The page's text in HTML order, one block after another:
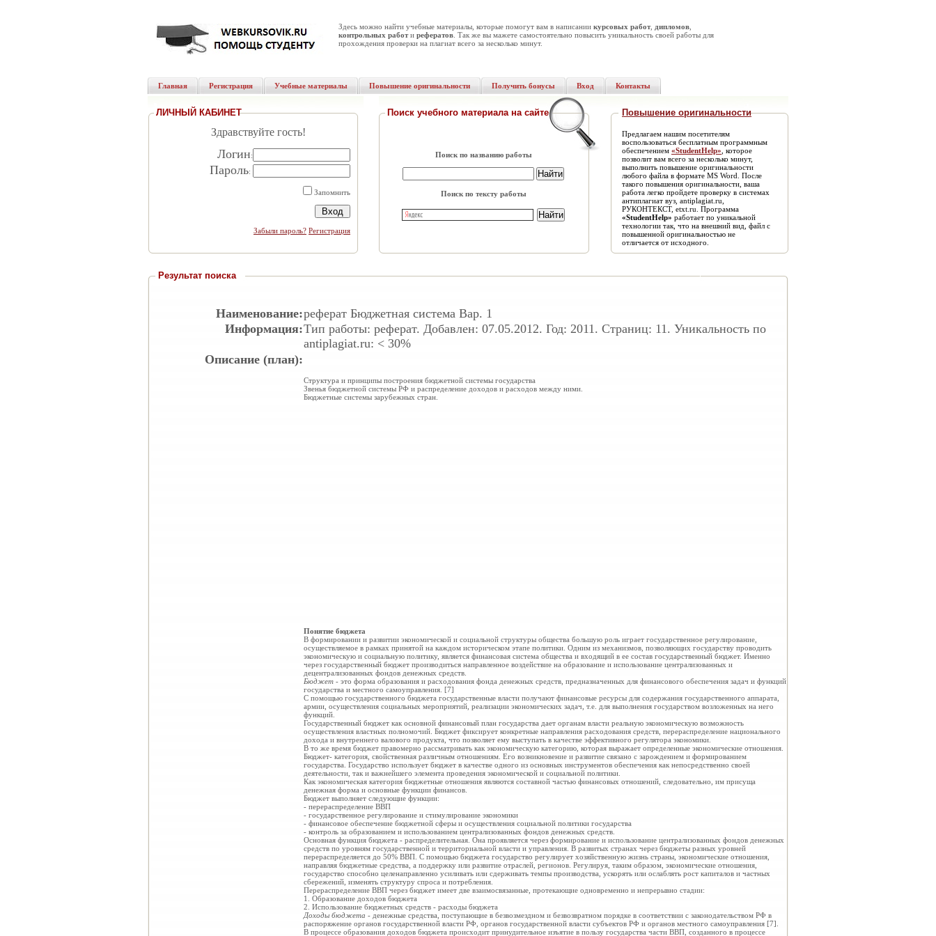
Здесь можно найти учебные материалы, которые помогут вам в написании курсовых работ, дипломов
контрольных работи рефератов . Так же вы мажете самостоятельно повысить уникальность своей работы для
прохождения проверки на плагиат всего за несколько минут.
Главная Регистрация Учебные материалы Повышение оригинальности Получить бонусы Вход Контакты
ЛИЧНЫЙ КАБИНЕТ
Здравствуйте гость!
Логин:
Пароль:
Запомнить
Забыли пароль? Регистрация
Поиск учебного материала на сайте
Поиск по названию работы
Поиск по тексту работы
Повышение оригинальности
Предлагаем нашим посетителям
воспользоваться бесплатным программным
обеспечением «StudentHelp» , которое
позволит вам всего за несколько минут,
выполнить повышение оригинальности
любого файла в формате MS Word. После
такого повышения оригинальности, ваша
работа легко пройдете проверку в системах
антиплагиат вуз, antiplagiat.ru,
РУКОНТЕКСТ, etxt.ru. Программа
«StudentHelp» работает по уникальной
технологии так, что на внешний вид, файл с
повышенной оригинальностью не
отличается от исходного.
Результат поиска
Наименование:реферат Бюджетная система Вар. 1
Информация:Тип работы: реферат. Добавлен: 07.05.2012. Год: 2011. Страниц: 11. Уникальность по
antiplagiat.ru: < 30%
Описание (план):
Структура и принципы построения бюджетной системы государства
Звенья бюджетной системы РФ и распределение доходов и расходов между ними.
Бюджетные системы зарубежных стран.
Понятие бюджета
В формировании и развитии экономической и социальной структуры общества большую роль играет государственное регулирование,
осуществляемое в рамках принятой на каждом историческом этапе политики. Одним из механизмов, позволяющих государству проводить
экономическую и социальную политику, является финансовая система общества и входящий в ее состав государственный бюджет. Именно
через государственный бюджет производиться направленное воздействие на образование и использование централизованных и
децентрализованных фондов денежных средств.
Бюджет - это форма образования и расходования фонда денежных средств, предназначенных для финансового обеспечения задач и функций
государства и местного самоуправления. [7]
С помощью государственного бюджета государственные власти получают финансовые ресурсы для содержания государственного аппарата,
армии, осуществления социальных мероприятий, реализации экономических задач, т.е. для выполнения государством возложенных на него
функций.
Государственный бюджет как основной финансовый план государства дает органам власти реальную экономическую возможность
осуществления властных полномочий. Бюджет фиксирует конкретные направления расходования средств, перераспределение национального
дохода и внутреннего валового продукта, что позволяет ему выступать в качестве эффективного регулятора экономики.
В то же время бюджет правомерно рассматривать как экономическую категорию, которая выражает определенные экономические отношения.
Бюджет- категория, свойственная различным отношениям. Его возникновение и развитие связано с зарождением и формированием
государства. Государство использует бюджет в качестве одного из основных инструментов обеспечения как непосредственно своей
деятельности, так и важнейшего элемента проведения экономической и социальной политики.
Как экономическая категория бюджетные отношения являются составной частью финансовых отношений, следовательно, им присуща
денежная форма и основные функции финансов.
Бюджет выполняет следующие функции:
- перераспределение ВВП
- государственное регулирование и стимулирование экономики
- финансовое обеспечение бюджетной сферы и осуществления социальной политики государства
- контроль за образованием и использованием централизованных фондов денежных средств.
Основная функция бюджета - распределительная. Она проявляется через формирование и использование централизованных фондов денежных
средств по уровням государственной и территориальной власти и управления. В развитых странах через бюджеты разных уровней
перераспределяется до 50% ВВП. С помощью бюджета государство регулирует хозяйственную жизнь страны, экономические отношения,
направляя бюджетные средства, а поддержку или развитие отраслей, регионов. Регулируя, таким образом, экономические отношения,
государство способно целенаправленно усиливать или сдерживать темпы производства, ускорять или ослаблять рост капиталов и частных
сбережений, изменять структуру спроса и потребления.
Перераспределение ВВП через бюджет имеет две взаимосвязанные, протекающие одновременно и непрерывно стадии:
1. Образование доходов бюджета
2. Использование бюджетных средств - расходы бюджета
Доходы бюджета - денежные средства, поступающие в безвозмездном и безвозвратном порядке в соответствии с законодательством РФ в
распоряжение органов государственной власти РФ, органов государственной власти субъектов РФ и органов местного самоуправления [7].
В процессе образования доходов бюджета происходит принудительное изъятие в пользу государства части ВВП, созданного в процессе